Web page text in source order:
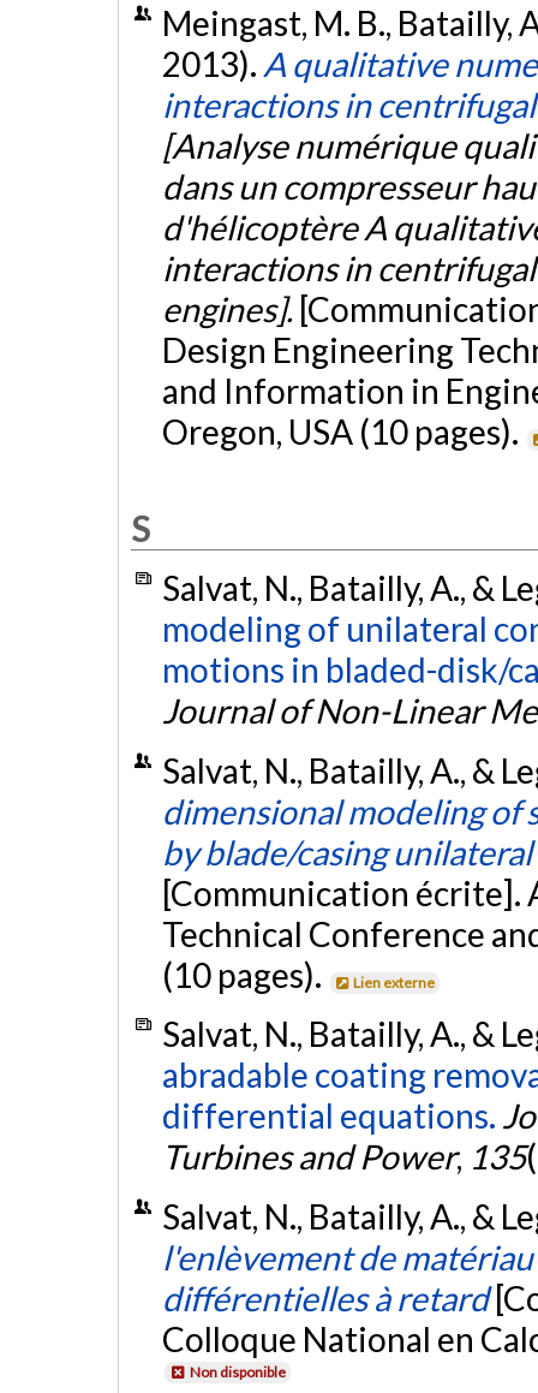
Meingast, M. B., Batailly,
2013). A qualitative
interactions in
[Analyse numérique
dans un compresseur
d'hélicoptère A
interactions in
engines].
Design Engineering
and Information in
Oregon, USA (10 pages).
S
Salvat, N., Batailly, A., &
modeling of unilateral
motions in bladed-disk/
Journal of Non-Linear
Salvat, N., Batailly, A., &
dimensional modeling of
by blade/casing
[Communication écrite].
Technical Conference
(10 pages).
Lien externe
Salvat, N., Batailly, A., &
abradable coating
differential equations.
Turbines and Power, 135
Salvat, N., Batailly, A., &
l'enlèvement de
différentielles à retard
Colloque National en
Non disponible